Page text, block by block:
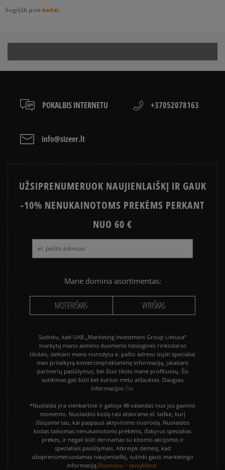
Sugrįžk prie kedai.
POKALBIS INTERNETU +37052078163
info@sizeer.lt
UŽSIPRENUMERUOK NAUJIENLAIŠKĮ IR GAUK
-10% NENUKAINOTOMS PREKĖMS PERKANT
NUO 60 €
Mane domina asortimentas:
MOTERIŠKAS VYRIŠKAS
Sutinku, kad UAB „Marketing Investment Group Lietuva“
tvarkytų mano asmens duomenis tiesioginės rinkodaros
tikslais, siekiant mano nurodytu e. pašto adresu siųsti specialiai
man pritaikytą komercinę/reklaminę informaciją, įskaitant
partnerių pasiūlymus, bei šiuo tikslu mane profiliuotų. Šis
sutikimas gali būti bet kuriuo metu atšauktas. Daugiau
informacijos čia.
*Nuolaida yra vienkartinė ir galioja 48 valandas nuo jos gavimo
momento. Nuolaidos kodą rasi atskirame el. laiške, kurį
išsiųsime tau, kai paspausi aktyvinimo nuorodą. Nuolaidos
kodas taikomas nenukainotoms prekėms, išskyrus specialias
prekes, ir negali būti derinamas su kitomis akcijomis ir
specialiais pasiūlymais. Atkreipk dėmesį, kad
užsiprenumeruodamas naujienlaiškį, sutinki gauti marketingo
informaciją.Išsamiau – taisyklėse.